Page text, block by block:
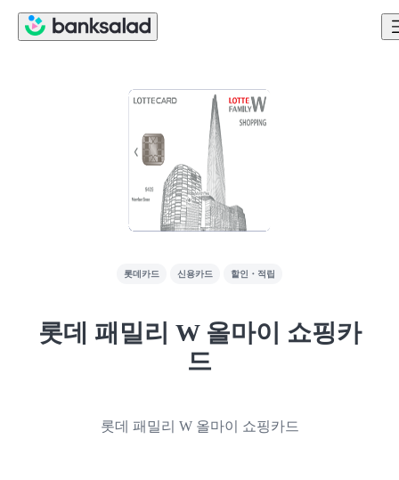
롯데카드 신용카드 할인・적립
롯데 패밀리 W 올마이 쇼핑카
드
롯데 패밀리 W 올마이 쇼핑카드